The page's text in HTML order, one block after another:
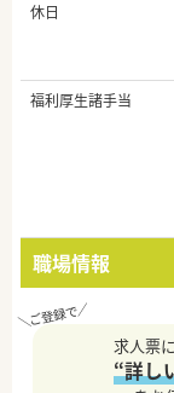
休日
福利厚生諸手当
職場情報
求人票
“詳し